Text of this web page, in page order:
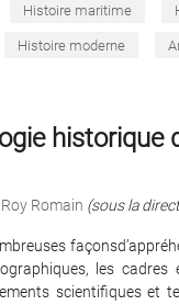
Histoire maritime
Histoire moderne
historique
Roy Romain (sous la
les
scientifiques et